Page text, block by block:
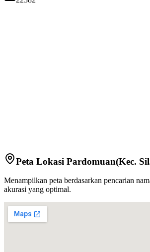
Peta Lokasi Pardomuan(Kec.
Menampilkan peta berdasarkan pencarian
akurasi yang optimal.